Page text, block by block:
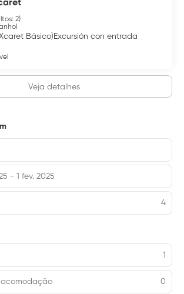
2)
Básico)Excursión con entrada
Veja detalhes
- 1 fev. 2025
4
1
acomodação 0